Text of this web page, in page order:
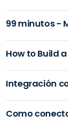
99 minutos -
How to Build
Integración
Como